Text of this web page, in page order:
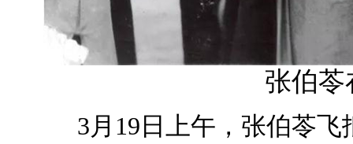
张伯苓
3月19日上午，张伯苓